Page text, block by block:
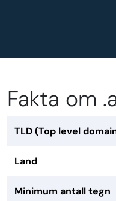
Fakta om
TLD (Top level
Land
Minimum antall tegn